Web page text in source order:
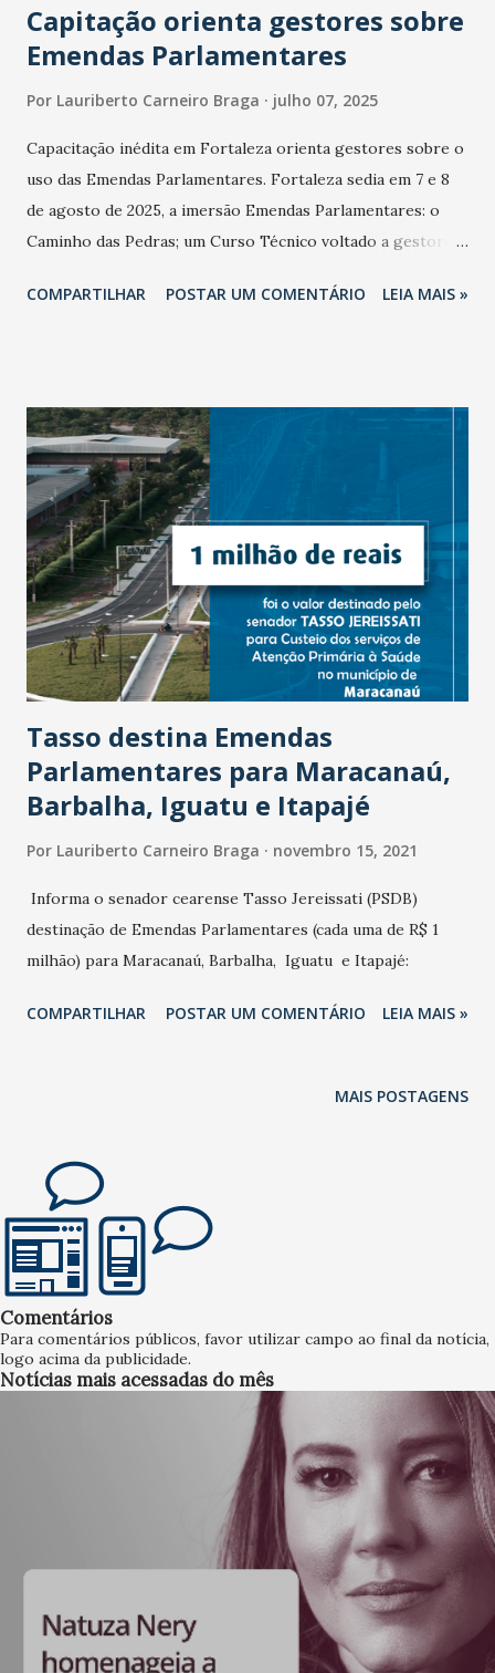
Capitação orienta gestores sobre
Emendas Parlamentares
Por Lauriberto Carneiro Braga julho 07, 2025
Capacitação inédita em Fortaleza orienta gestores sobre o
uso das Emendas Parlamentares. Fortaleza sedia em 7 e 8
de agosto de 2025, a imersão Emendas Parlamentares: o
Caminho das Pedras; um Curso Técnico voltado a gestores
conhecimentos sobre as transferências especiais (emendas
TCU (foto). Com base em estudos de caso, Legislação
atualizada e Jurisprudência recente do TCU e do Supremo
Tribunal Federal (STF), a imersão objetiva qualificar
equipes envolvidas em todas as etapas das transferências
especiais com foco na otimização dos Recursos Públicos, de
conformidade com os Órgãos de Controle. - Esperamos,
que os participantes saiam do Curso com uma visão clara,
crítica e aplicada sobre como funcionam as Emendas
Parlamentares, desde sua origem legal até os desafios
técnicos e...
COMPARTILHAR POSTAR UM COMENTÁRIO LEIA MAIS »
Tasso destina Emendas
Parlamentares para Maracanaú,
Barbalha, Iguatu e Itapajé
Por Lauriberto Carneiro Braga novembro 15, 2021
Informa o senador cearense Tasso Jereissati (PSDB)
destinação de Emendas Parlamentares (cada uma de R$ 1
milhão) para Maracanaú, Barbalha, Iguatu e Itapajé:
COMPARTILHAR POSTAR UM COMENTÁRIO LEIA MAIS »
MAIS POSTAGENS
Comentários
Para comentários públicos, favor utilizar campo ao final da notícia,
logo acima da publicidade.
Notícias mais acessadas do mês